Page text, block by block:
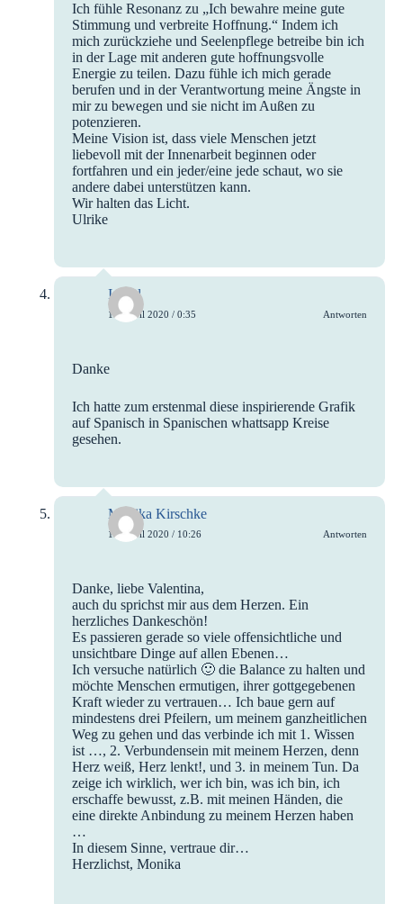
Ich fühle Resonanz zu „Ich bewahre meine gute
Stimmung und verbreite Hoffnung.“ Indem ich
mich zurückziehe und Seelenpflege betreibe bin ich
in der Lage mit anderen gute hoffnungsvolle
Energie zu teilen. Dazu fühle ich mich gerade
berufen und in der Verantwortung meine Ängste in
mir zu bewegen und sie nicht im Außen zu
potenzieren.
Meine Vision ist, dass viele Menschen jetzt
liebevoll mit der Innenarbeit beginnen oder
fortfahren und ein jeder/eine jede schaut, wo sie
andere dabei unterstützen kann.
Wir halten das Licht.
Ulrike
Isabel
15. April 2020 / 0:35 Antworten
Danke
Ich hatte zum erstenmal diese inspirierende Grafik
auf Spanisch in Spanischen whattsapp Kreise
gesehen.
Monika Kirschke
15. April 2020 / 10:26 Antworten
Danke, liebe Valentina,
auch du sprichst mir aus dem Herzen. Ein
herzliches Dankeschön!
Es passieren gerade so viele offensichtliche und
unsichtbare Dinge auf allen Ebenen…
Ich versuche natürlich 🙂 die Balance zu halten und
möchte Menschen ermutigen, ihrer gottgegebenen
Kraft wieder zu vertrauen… Ich baue gern auf
mindestens drei Pfeilern, um meinem ganzheitlichen
Weg zu gehen und das verbinde ich mit 1. Wissen
ist …, 2. Verbundensein mit meinem Herzen, denn
Herz weiß, Herz lenkt!, und 3. in meinem Tun. Da
zeige ich wirklich, wer ich bin, was ich bin, ich
erschaffe bewusst, z.B. mit meinen Händen, die
eine direkte Anbindung zu meinem Herzen haben
…
In diesem Sinne, vertraue dir…
Herzlichst, Monika